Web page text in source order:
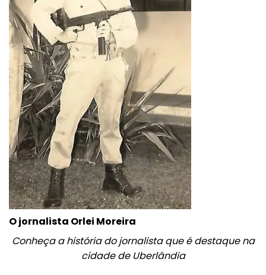
O jornalista Orlei Moreira
Conheça a história do jornalista que é destaque na
cidade de Uberlândia